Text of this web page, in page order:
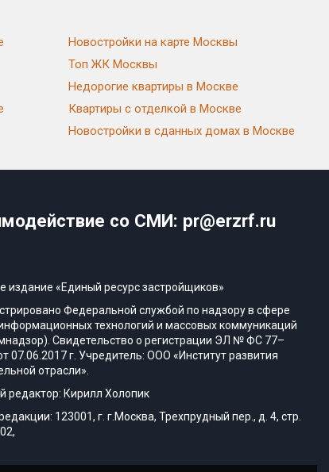
Новостройки на карте Москвы
Топ ЖК Москвы
Недорогие квартиры в Москве
Квартиры с отделкой в Москве
Новостройки в сданных домах в Москве
со СМИ: pr@erzrf.ru
издание «Единый ресурс застройщиков»
Федеральной службой по надзору в сфере
технологий и массовых коммуникаций
Свидетельство о регистрации ЭЛ № ФС 77–
07.06.2017 г. Учредитель: ООО «Институт развития
отрасли».
редактор: Кирилл Холопик
123001, г. г.Москва, Трехпрудный пер., д. 4, стр.